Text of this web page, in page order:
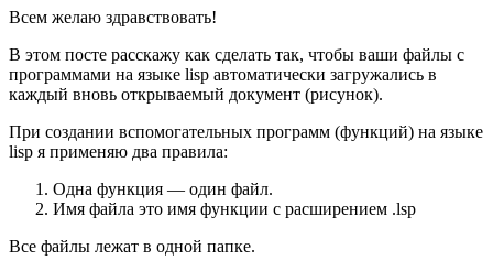
Всем желаю здравствовать!
В этом посте расскажу как сделать так, чтобы ваши файлы с
программами на языке lisp автоматически загружались в
каждый вновь открываемый документ (рисунок).
При создании вспомогательных программ (функций) на языке
lisp я применяю два правила:
Одна функция — один файл.
Имя файла это имя функции с расширением .lsp
Все файлы лежат в одной папке.